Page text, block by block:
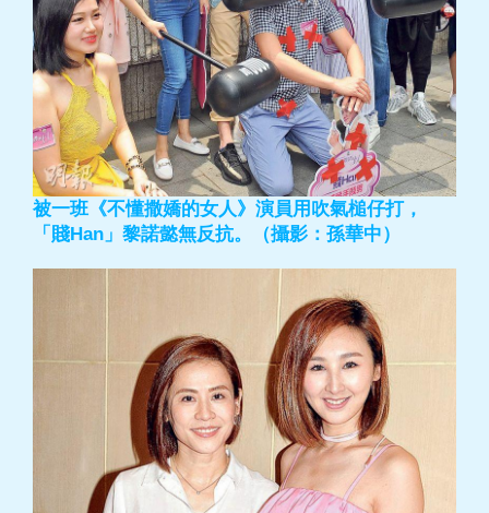
被一班《不懂撒嬌的女人》演員用吹氣槌仔打，
「賤Han」黎諾懿無反抗。（攝影：孫華中）